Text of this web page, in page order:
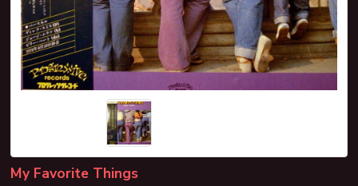
My Favorite Things